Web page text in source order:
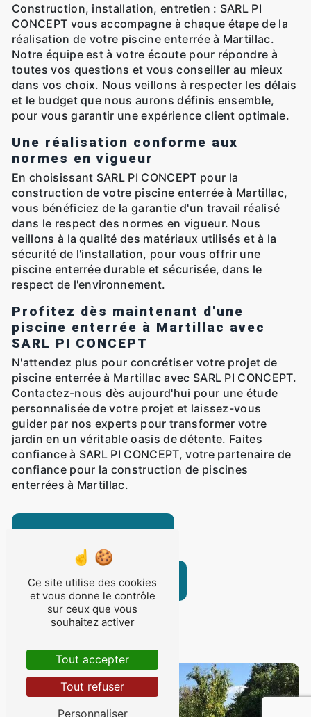
Construction, installation, entretien : SARL PI
CONCEPT vous accompagne à chaque étape de la
réalisation de votre piscine enterrée à Martillac.
Notre équipe est à votre écoute pour répondre à
toutes vos questions et vous conseiller au mieux
dans vos choix. Nous veillons à respecter les délais
et le budget que nous aurons définis ensemble,
pour vous garantir une expérience client optimale.
Une réalisation conforme aux
normes en vigueur
En choisissant SARL PI CONCEPT pour la
construction de votre piscine enterrée à Martillac,
vous bénéficiez de la garantie d'un travail réalisé
dans le respect des normes en vigueur. Nous
veillons à la qualité des matériaux utilisés et à la
sécurité de l'installation, pour vous offrir une
piscine enterrée durable et sécurisée, dans le
respect de l'environnement.
Profitez dès maintenant d'une
piscine enterrée à Martillac avec
SARL PI CONCEPT
N'attendez plus pour concrétiser votre projet de
piscine enterrée à Martillac avec SARL PI CONCEPT.
Contactez-nous dès aujourd'hui pour une étude
personnalisée de votre projet et laissez-vous
guider par nos experts pour transformer votre
jardin en un véritable oasis de détente. Faites
confiance à SARL PI CONCEPT, votre partenaire de
confiance pour la construction de piscines
enterrées à Martillac.
En savoir plus
Contactez-nous
Ce site utilise des cookies
et vous donne le contrôle
sur ceux que vous
souhaitez activer
Tout accepter
Tout refuser
Personnaliser